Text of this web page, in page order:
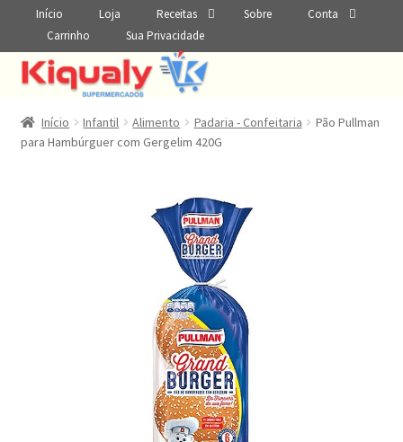
Início Loja Receitas Sobre
Conta
Carrinho
Sua Privacidade
Início Infantil Alimento Padaria - Confeitaria
Pão Pullman
para Hambúrguer com Gergelim 420G